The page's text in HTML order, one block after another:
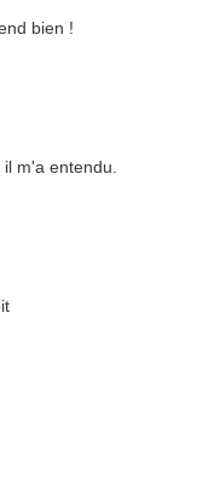
bien !
m'a entendu.